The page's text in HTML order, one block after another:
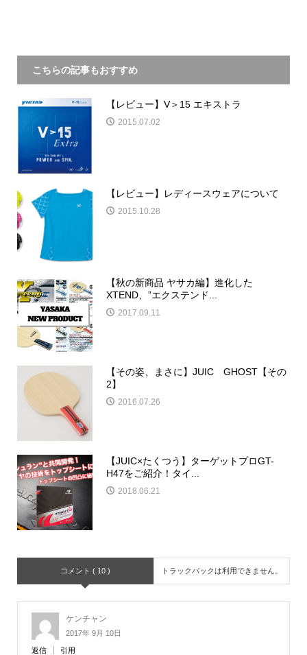
こちらの記事もおすすめ
【レビュー】V＞15 エキストラ
2015.07.02
【レビュー】レディースウェアについて
2015.10.28
【秋の新商品 ヤサカ編】進化した
XTEND、”エクステンド...
2017.09.11
【その姿、まさに】JUIC GHOST【その
2】
2016.07.26
【JUIC×たくつう】ターゲットプロGT-
H47をご紹介！タイ...
2018.06.21
コメント ( 10 ) トラックバックは利用できません。
ケンチャン
2017年 9月 10日
返信 引用